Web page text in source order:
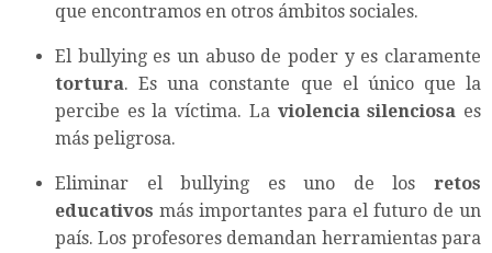
que encontramos en otros ámbitos sociales.
El bullying es un abuso de poder y es claramente
tortura. Es una constante que el único que la
percibe es la víctima. La violencia silenciosa es
más peligrosa.
Eliminar el bullying es uno de los retos
educativos más importantes para el futuro de un
país. Los profesores demandan herramientas para